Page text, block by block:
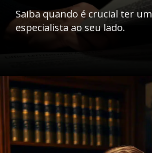
Saiba quando é crucial ter um
especialista ao seu lado.
Opening https://ademilsoncs.adv.br/